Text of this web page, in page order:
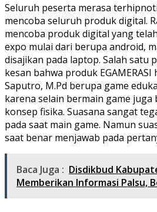
Seluruh peserta merasa
mencoba seluruh produk digital.
mencoba produk digital yang
expo mulai dari berupa android,
disajikan pada laptop. Salah satu
kesan bahwa produk
Saputro, M.Pd berupa game
karena selain bermain game juga
konsep fisika. Suasana sangat
pada saat main game. Namun
saat benar menjawab pada
Baca Juga : Disdikbud
Memberikan Informasi Palsu,